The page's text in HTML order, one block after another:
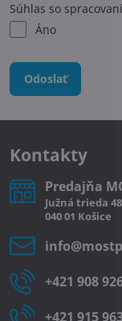
Súhlas so
Áno
Odoslať
Kontakty
Predajňa
Južná trieda 48
040 01 Košice
+421 908
+421 915